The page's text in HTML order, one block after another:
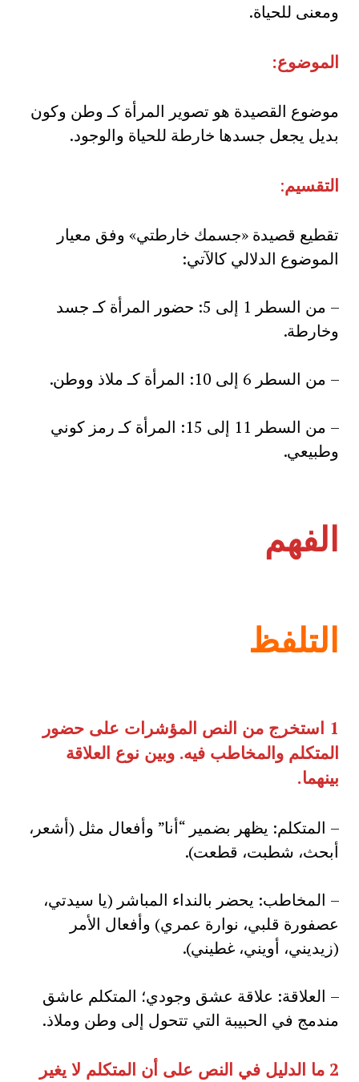
ومعنى للحياة.
الموضوع:
موضوع القصيدة هو تصوير المرأة كـ وطن وكون
بديل يجعل جسدها خارطة للحياة والوجود.
التقسيم:
تقطيع قصيدة «جسمك خارطتي» وفق معيار
الموضوع الدلالي كالآتي:
– من السطر 1 إلى 5: حضور المرأة كـ جسد
وخارطة.
– من السطر 6 إلى 10: المرأة كـ ملاذ ووطن.
– من السطر 11 إلى 15: المرأة كـ رمز كوني
وطبيعي.
الفهم
التلفظ
1 استخرج من النص المؤشرات على حضور
المتكلم والمخاطب فيه. وبين نوع العلاقة
بينهما.
– المتكلم: يظهر بضمير “أنا” وأفعال مثل (أشعر،
أبحث، شطبت، قطعت).
– المخاطب: يحضر بالنداء المباشر (يا سيدتي،
عصفورة قلبي، نوارة عمري) وأفعال الأمر
(زيديني، أويني، غطيني).
– العلاقة: علاقة عشق وجودي؛ المتكلم عاشق
مندمج في الحبيبة التي تتحول إلى وطن وملاذ.
2 ما الدليل في النص على أن المتكلم لا يغير